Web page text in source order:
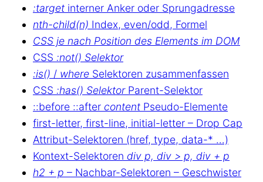
:target interner Anker oder Sprungadresse
nth-child(n) Index, even/odd, Formel
CSS je nach Position des Elements im DOM
CSS :not() Selektor
:is() / where Selektoren zusammenfassen
CSS :has() SelektorParent-Selektor
::before ::after content Pseudo-Elemente
first-letter, first-line, initial-letter – Drop Cap
Attribut-Selektoren (href, type, data-* …)
Kontext-Selektoren div p, div > p, div + p
h2 + p – Nachbar-Selektoren – Geschwister